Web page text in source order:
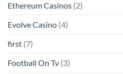
Ethereum Casinos (2)
Evolve Casino (4)
first (7)
Football On Tv (3)